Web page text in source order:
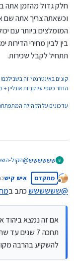
למה
בשורה
חלק גדול מהזמן אתה
וכשאתה צריך אתה שם
המומלצים ביותר עם
בין לבין מחירי
תתחיל לקבל שכירות.
קונים באינטרנט? זה בשבילכם!
החזר כספי על קניות אונליין
עדכונים על הקהילה
ש שששששש@הקול-
@
@
להשקיע
מנותק
מתקדם איש קיש
@ששששששכתב ב
אם זה נמצא ביהוד
תחכה 7 שנים
להשקיע בהרבה